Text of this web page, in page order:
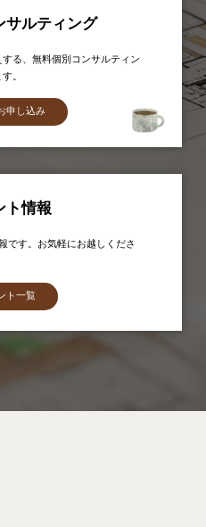
サルティング
る、無料個別コンサルティン
。
申し込み
ト情報
です。お気軽にお越しくださ
ト一覧